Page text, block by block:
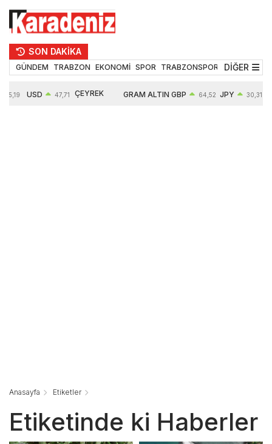
SON DAKİKA
GÜNDEM TRABZON EKONOMİ SPOR TRABZONSPOR TEKNOLOJİ
DİĞER
USD 47,71 ÇEYREK GRAM ALTIN GBP 64,52 JPY 30,31
Anasayfa Etiketler
Etiketinde ki Haberler